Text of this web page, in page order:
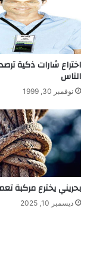
اختراع شارات ذكية
الناس
نوفمبر 30, 1999
بحريني يخترع مركبة
ديسمبر 10, 2025